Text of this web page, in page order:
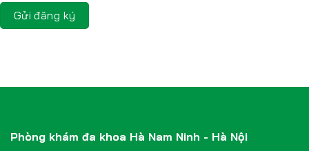
Phòng khám đa khoa Hà Nam Ninh - Hà Nội